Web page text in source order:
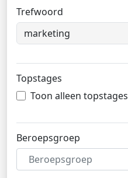
Trefwoord
Topstages
Toon alleen topstages
Beroepsgroep
Beroepsgroep